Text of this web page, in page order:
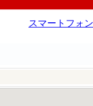
スマートフォ